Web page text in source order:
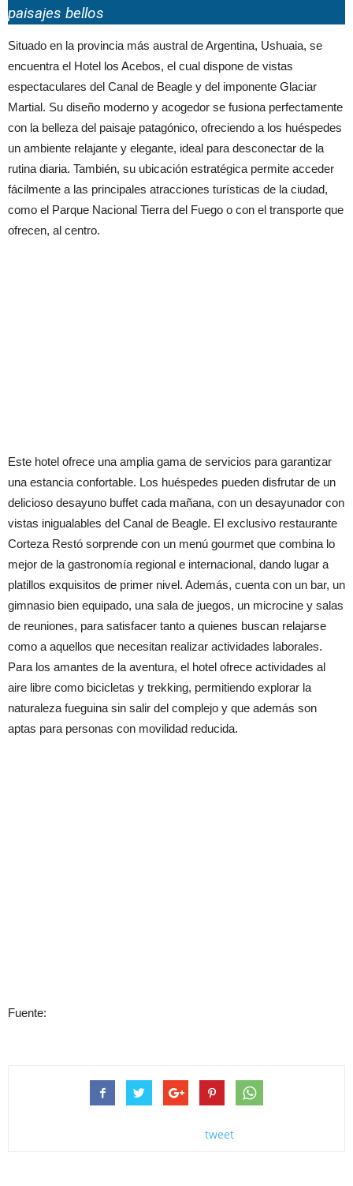
paisajes bellos
Situado en la provincia más austral de Argentina, Ushuaia, se
encuentra el Hotel los Acebos, el cual dispone de vistas
espectaculares del Canal de Beagle y del imponente Glaciar
Martial. Su diseño moderno y acogedor se fusiona perfectamente
con la belleza del paisaje patagónico, ofreciendo a los huéspedes
un ambiente relajante y elegante, ideal para desconectar de la
rutina diaria. También, su ubicación estratégica permite acceder
fácilmente a las principales atracciones turísticas de la ciudad,
como el Parque Nacional Tierra del Fuego o con el transporte que
ofrecen, al centro.
Este hotel ofrece una amplia gama de servicios para garantizar
una estancia confortable. Los huéspedes pueden disfrutar de un
delicioso desayuno buffet cada mañana, con un desayunador con
vistas inigualables del Canal de Beagle. El exclusivo restaurante
Corteza Restó sorprende con un menú gourmet que combina lo
mejor de la gastronomía regional e internacional, dando lugar a
platillos exquisitos de primer nivel. Además, cuenta con un bar, un
gimnasio bien equipado, una sala de juegos, un microcine y salas
de reuniones, para satisfacer tanto a quienes buscan relajarse
como a aquellos que necesitan realizar actividades laborales.
Para los amantes de la aventura, el hotel ofrece actividades al
aire libre como bicicletas y trekking, permitiendo explorar la
naturaleza fueguina sin salir del complejo y que además son
aptas para personas con movilidad reducida.
Fuente:
tweet